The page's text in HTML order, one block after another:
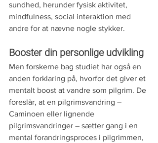
sundhed, herunder fysisk aktivitet,
mindfulness, social interaktion med
andre for at nævne nogle stykker.
Booster din personlige udvikling
Men forskerne bag studiet har også en
anden forklaring på, hvorfor det giver et
mentalt boost at vandre som pilgrim. De
foreslår, at en pilgrimsvandring –
Caminoen eller lignende
pilgrimsvandringer – sætter gang i en
mental forandringsproces i pilgrimmen,